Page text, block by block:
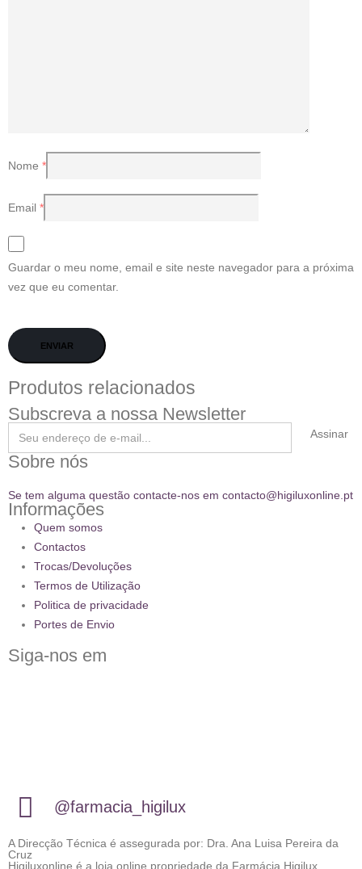
Nome *
Email *
Guardar o meu nome, email e site neste navegador para a próxima
vez que eu comentar.
Produtos relacionados
Subscreva a nossa Newsletter
Assinar
Sobre nós
Se tem alguma questão contacte-nos em contacto@higiluxonline.pt
Informações
Quem somos
Contactos
Trocas/Devoluções
Termos de Utilização
Politica de privacidade
Portes de Envio
Siga-nos em
@farmacia_higilux
A Direcção Técnica é assegurada por: Dra. Ana Luisa Pereira da
Cruz
Higiluxonline é a loja online propriedade da Farmácia Higilux